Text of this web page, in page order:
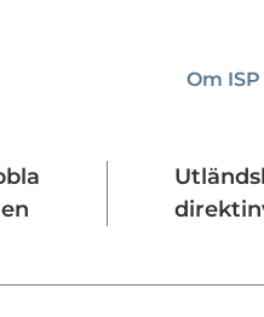
oss Presskontakt
Om ISP